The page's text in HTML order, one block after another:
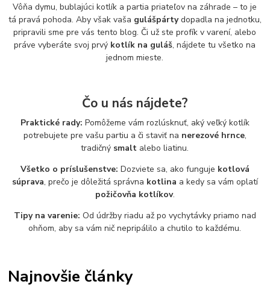
Vôňa dymu, bublajúci kotlík a partia priateľov na záhrade – to je
tá pravá pohoda. Aby však vaša gulášpártydopadla na jednotku,
pripravili sme pre vás tento blog. Či už ste profík v varení, alebo
práve vyberáte svoj prvý kotlík na guláš, nájdete tu všetko na
jednom mieste.
Čo u nás nájdete?
Praktické rady: Pomôžeme vám rozlúsknuť, aký veľký kotlík
potrebujete pre vašu partiu a či staviť na nerezové hrnce,
tradičný smalt alebo liatinu.
Všetko o príslušenstve: Dozviete sa, ako funguje kotlová
súprava, prečo je dôležitá správna kotlina a kedy sa vám oplatí
požičovňa kotlíkov.
Tipy na varenie: Od údržby riadu až po vychytávky priamo nad
ohňom, aby sa vám nič nepripálilo a chutilo to každému.
Najnovšie články